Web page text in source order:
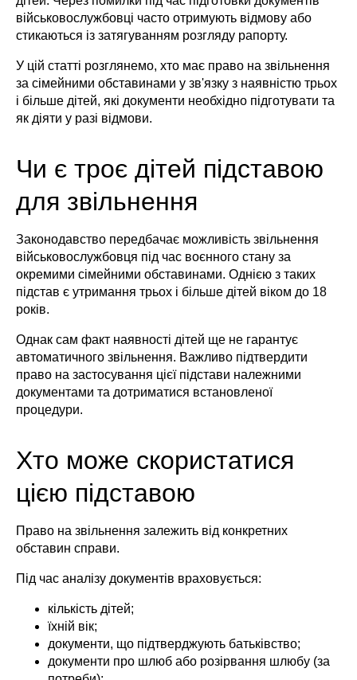
військовослужбовці часто отримують відмову або
стикаються із затягуванням розгляду рапорту.
У цій статті розглянемо, хто має право на звільнення
за сімейними обставинами у зв'язку з наявністю трьох
і більше дітей, які документи необхідно підготувати та
як діяти у разі відмови.
Чи є троє дітей підставою
для звільнення
Законодавство передбачає можливість звільнення
військовослужбовця під час воєнного стану за
окремими сімейними обставинами. Однією з таких
підстав є утримання трьох і більше дітей віком до 18
років.
Однак сам факт наявності дітей ще не гарантує
автоматичного звільнення. Важливо підтвердити
право на застосування цієї підстави належними
документами та дотриматися встановленої
процедури.
Хто може скористатися
цією підставою
Право на звільнення залежить від конкретних
обставин справи.
Під час аналізу документів враховується:
кількість дітей;
їхній вік;
документи, що підтверджують батьківство;
документи про шлюб або розірвання шлюбу (за